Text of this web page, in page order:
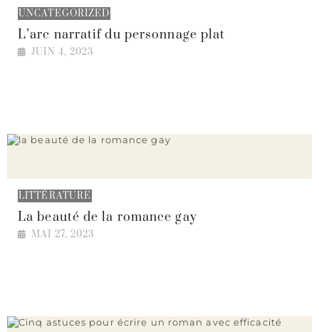
UNCATEGORIZED
L’arc narratif du personnage plat
JUIN 4, 2023
LITTÉRATURE
La beauté de la romance gay
MAI 27, 2023